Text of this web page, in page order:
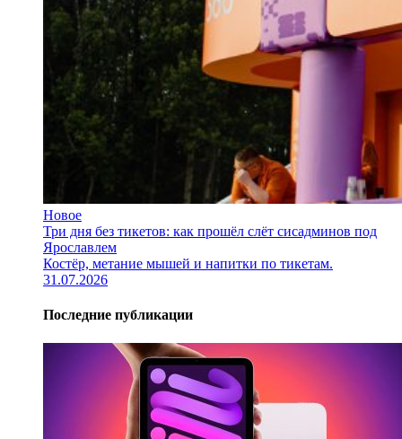
Новое
Три дня без тикетов: как прошёл слёт сисадминов под
Ярославлем
Костёр, метание мышей и напитки по тикетам.
31.07.2026
Последние публикации